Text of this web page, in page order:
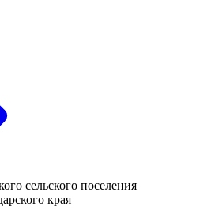
сельского поселения
края